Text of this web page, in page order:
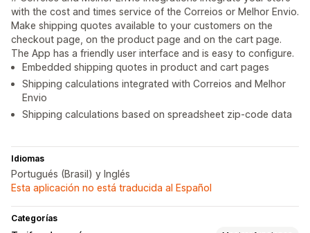
with the cost and times service of the Correios or Melhor Envio.
Make shipping quotes available to your customers on the
checkout page, on the product page and on the cart page.
The App has a friendly user interface and is easy to configure.
Embedded shipping quotes in product and cart pages
Shipping calculations integrated with Correios and Melhor
Envio
Shipping calculations based on spreadsheet zip-code data
Idiomas
Portugués (Brasil) y Inglés
Esta aplicación no está traducida al Español
Categorías